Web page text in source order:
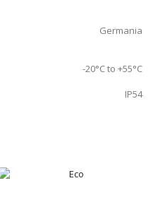
Germania
-20°C to +55°C
IP54